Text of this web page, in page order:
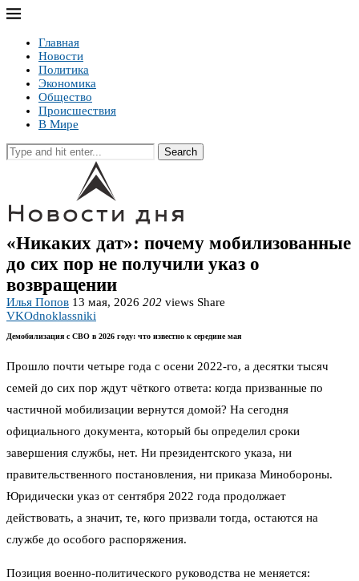
Главная
Новости
Политика
Экономика
Общество
Происшествия
В Мире
Search
«Никаких дат»: почему мобилизованные
до сих пор не получили указ о
возвращении
Илья Попов 13 мая, 2026 202 views Share
VKOdnoklassniki
Демобилизация с СВО в 2026 году: что известно к середине мая
Прошло почти четыре года с осени 2022-го, а десятки тысяч
семей до сих пор ждут чёткого ответа: когда призванные по
частичной мобилизации вернутся домой? На сегодня
официального документа, который бы определил сроки
завершения службы, нет. Ни президентского указа, ни
правительственного постановления, ни приказа Минобороны.
Юридически указ от сентября 2022 года продолжает
действовать, а значит, те, кого призвали тогда, остаются на
службе до особого распоряжения.
Позиция военно-политического руководства не меняется: